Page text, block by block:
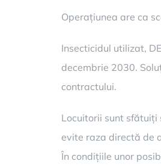
Operațiunea are ca
Insecticidul utilizat,
decembrie 2030.
contractului.
Locuitorii sunt sfătuiți
evite raza directă de
În condițiile unor